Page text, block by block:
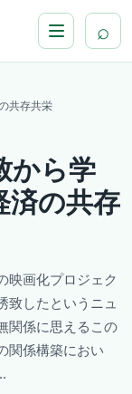
⌕
共存共栄
から学
済の共存
映画化プロジェク
致したというニュ
関係に思えるこの
関係構築におい